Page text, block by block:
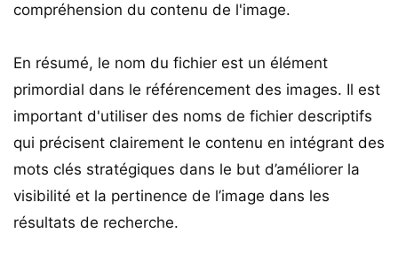
compréhension du contenu de l'image.
En résumé, le nom du fichier est un élément
primordial dans le référencement des images. Il est
important d'utiliser des noms de fichier descriptifs
qui précisent clairement le contenu en intégrant des
mots clés stratégiques dans le but d’améliorer la
visibilité et la pertinence de l’image dans les
résultats de recherche.